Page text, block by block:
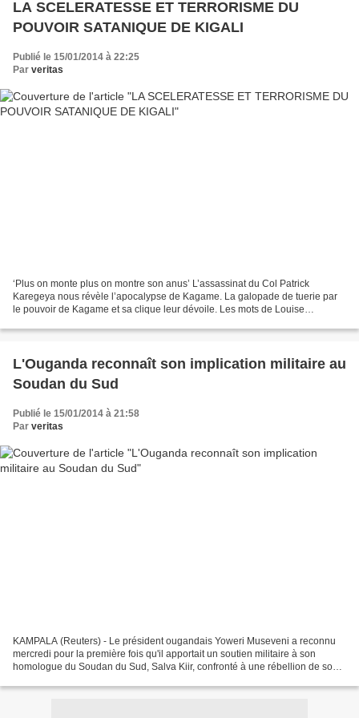
LA SCELERATESSE ET TERRORISME DU
POUVOIR SATANIQUE DE KIGALI
Publié le 15/01/2014 à 22:25
Par veritas
‘Plus on monte plus on montre son anus’ L’assassinat du Col Patrick
Karegeya nous révèle l’apocalypse de Kagame. La galopade de tuerie par
le pouvoir de Kagame et sa clique leur dévoile. Les mots de Louise
L'Ouganda reconnaît son implication militaire au
Soudan du Sud
Publié le 15/01/2014 à 21:58
Par veritas
KAMPALA (Reuters) - Le président ougandais Yoweri Museveni a reconnu
mercredi pour la première fois qu'il apportait un soutien militaire à son
homologue du Soudan du Sud, Salva Kiir, confronté à une rébellion de son